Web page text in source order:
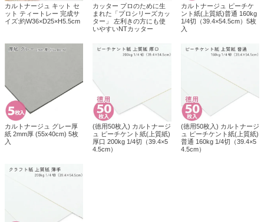
カルトナージュ キット セ
ット ティートレー 完成サ
イズ:約W36×D25×H5.5cm
カッター プロのために生
まれた「プロシリーズカッ
ター」 左利きの方にも使
いやすいNTカッター
カルトナージュ ピーチケ
ント紙(上質紙)普通 160kg
1/4切（39.4×54.5cm）5枚
入
カルトナージュ グレー厚
紙 2mm厚 (55x40cm) 5枚
入
(徳用50枚入) カルトナージ
ュ ピーチケント紙(上質紙)
厚口 200kg 1/4切（39.4×5
4.5cm）
(徳用50枚入) カルトナージ
ュ ピーチケント紙(上質紙)
普通 160kg 1/4切（39.4×5
4.5cm）